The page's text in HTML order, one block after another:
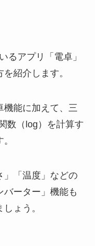
るアプリ「電卓」
紹介します。
機能に加えて、三
数（log）を計算す
」「温度」などの
ーター」機能も
ょう。